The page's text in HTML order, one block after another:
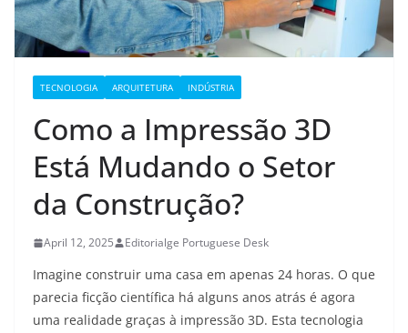
TECNOLOGIA ARQUITETURA INDÚSTRIA
Como a Impressão 3D
Está Mudando o Setor
da Construção?
April 12, 2025 Editorialge Portuguese Desk
Imagine construir uma casa em apenas 24 horas. O que
parecia ficção científica há alguns anos atrás é agora
uma realidade graças à impressão 3D. Esta tecnologia